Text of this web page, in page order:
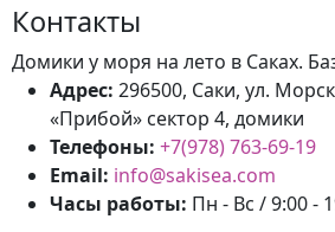
Контакты
Домики у моря на лето в Саках.
Адрес: 296500, Саки, ул.
«Прибой» сектор 4, домики
Телефоны: +7(978) 763-69-19
Email: info@sakisea.com
Часы работы: Пн - Вс / 9:00 -